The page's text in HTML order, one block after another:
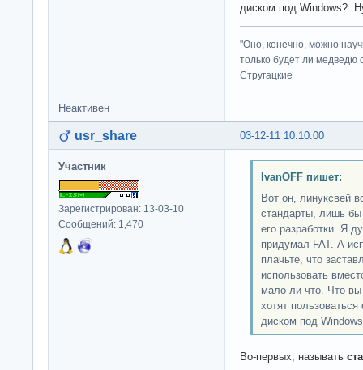
диском под Windows?
"Оно, конечно, можно
только будет ли медведю
Стругацкие
Неактивен
03-12-11 10:10:00
usr_share
Участник
Зарегистрирован: 13-03-10
Сообщений: 1,470
IvanOFF пишет:
Вот он, линуксвей
стандарты, лишь
его разработки. Я
придумал FAT. А
плачьте, что
использовать
мало ли что. Что вы
хотят
диском под
Во-первых, называть